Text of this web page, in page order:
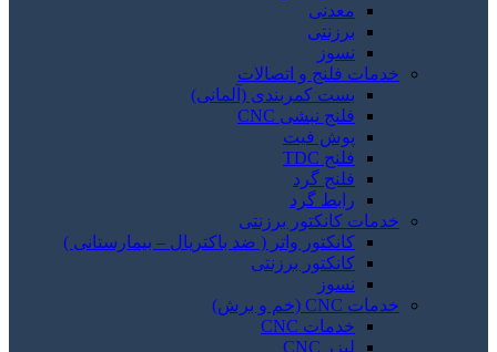
معدنی
برزنتی
نسوز
خدمات فلنج و اتصالات
بست کمربندی (آلمانی)
فلنج نبشی CNC
پوش فیت
فلنج TDC
فلنج گرد
رابط گرد
خدمات کانکتور برزنتی
کانکتور واتر ( ضد باکتریال – بیمارستانی )
کانکتور برزنتی
نسوز
خدمات CNC (خم و برش)
خدمات CNC
لیزر CNC